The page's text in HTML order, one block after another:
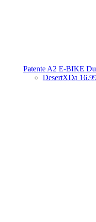
Patente A2 E-BIKE
DesertXDa